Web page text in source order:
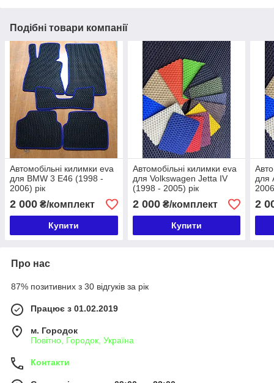
Подібні товари компанії
Автомобільні килимки eva
для BMW 3 E46 (1998 -
2006) рік
2 000 ₴/комплект
Купити
Автомобільні килимки eva
для Volkswagen Jetta IV
(1998 - 2005) рік
2 000₴/комплект
Купити
для
2
Про нас
87% позитивних з 30 відгуків за рік
Працює з 01.02.2019
м. Городок
Повітно, Городок, Україна
Контакти